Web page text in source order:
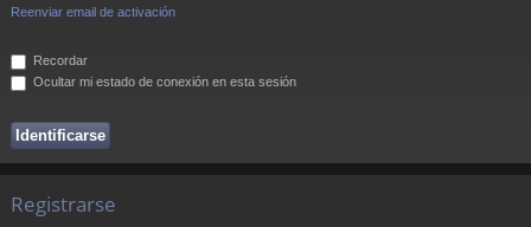
Reenviar email de activación
Recordar
Ocultar mi estado de conexión en esta sesión
Registrarse